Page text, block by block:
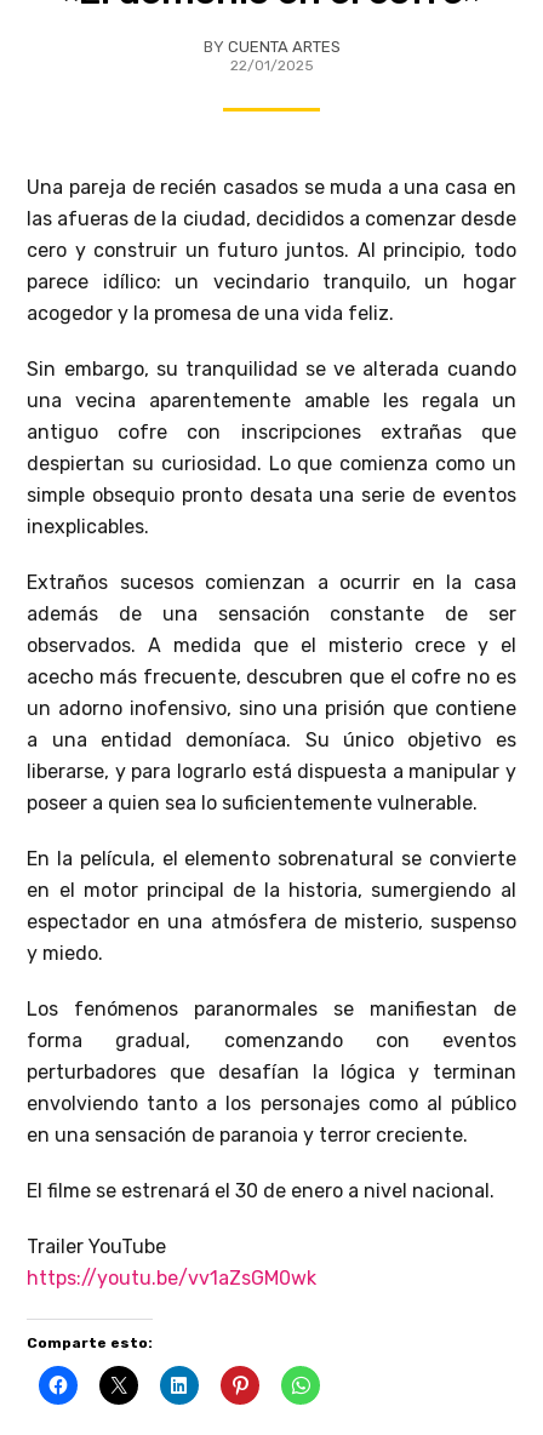
BY CUENTA ARTES
22/01/2025
Una pareja de recién casados se muda a una casa en
las afueras de la ciudad, decididos a comenzar desde
cero y construir un futuro juntos. Al principio, todo
parece idílico: un vecindario tranquilo, un hogar
acogedor y la promesa de una vida feliz.
Sin embargo, su tranquilidad se ve alterada cuando
una vecina aparentemente amable les regala un
antiguo cofre con inscripciones extrañas que
despiertan su curiosidad. Lo que comienza como un
simple obsequio pronto desata una serie de eventos
inexplicables.
Extraños sucesos comienzan a ocurrir en la casa
además de una sensación constante de ser
observados. A medida que el misterio crece y el
acecho más frecuente, descubren que el cofre no es
un adorno inofensivo, sino una prisión que contiene
a una entidad demoníaca. Su único objetivo es
liberarse, y para lograrlo está dispuesta a manipular y
poseer a quien sea lo suficientemente vulnerable.
En la película, el elemento sobrenatural se convierte
en el motor principal de la historia, sumergiendo al
espectador en una atmósfera de misterio, suspenso
y miedo.
Los fenómenos paranormales se manifiestan de
forma gradual, comenzando con eventos
perturbadores que desafían la lógica y terminan
envolviendo tanto a los personajes como al público
en una sensación de paranoia y terror creciente.
El filme se estrenará el 30 de enero a nivel nacional.
Trailer YouTube
https://youtu.be/vv1aZsGM0wk
Comparte esto: